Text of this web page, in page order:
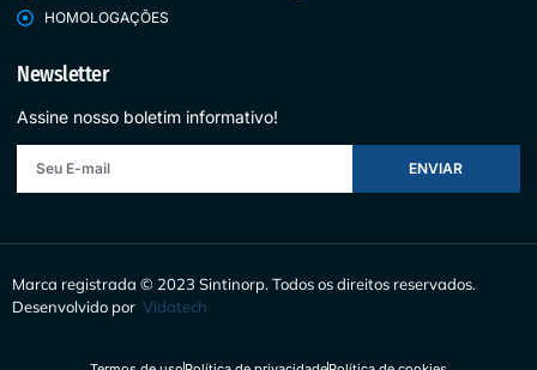
HOMOLOGAÇÕES
Newsletter
Assine nosso boletim informativo!
ENVIAR
Marca registrada © 2023 Sintinorp. Todos os direitos reservados.
Desenvolvido por Vidatech